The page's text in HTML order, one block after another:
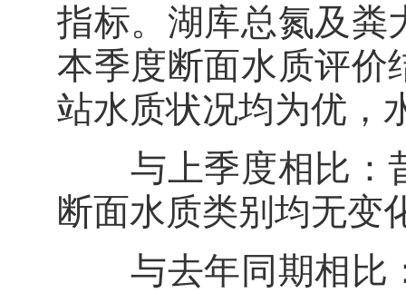
指标。湖库总氮及粪
本季度断面水质评价
站水质状况均为优，
与上季度相比：
断面水质类别均无变
与去年同期相比